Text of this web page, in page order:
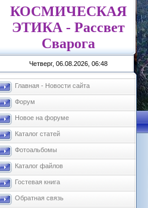
КОСМИЧЕСКАЯ
ЭТИКА - Рассвет
Сварога
Четверг, 06.08.2026, 06:48
Главная - Новости сайта
Форум
Новое на форуме
Каталог статей
Фотоальбомы
Каталог файлов
Гостевая книга
Обратная связь